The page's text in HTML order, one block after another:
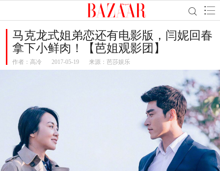
马克龙式姐弟恋还有电影版，闫妮回春
拿下小鲜肉！【芭姐观影团】
作者： 高冷 2017-05-19 来源：芭莎娱乐